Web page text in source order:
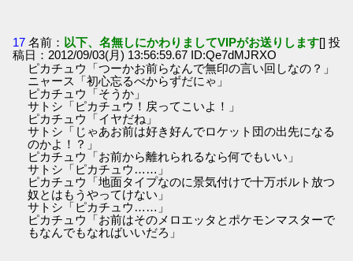
17 名前： 以下、名無しにかわりましてVIPがお送りします[] 投
稿日：2012/09/03(月) 13:56:59.67 ID:Qe7dMJRXO
ピカチュウ「つーかお前らなんで無印の言い回しなの？」
ニャース「初心忘るべからずだにゃ」
ピカチュウ「そうか」
サトシ「ピカチュウ！戻ってこいよ！」
ピカチュウ「イヤだね」
サトシ「じゃあお前は好き好んでロケット団の出先になる
のかよ！？」
ピカチュウ「お前から離れられるなら何でもいい」
サトシ「ピカチュウ……」
ピカチュウ「地面タイプなのに景気付けで十万ボルト放つ
奴とはもうやってけない」
サトシ「ピカチュウ……」
ピカチュウ「お前はそのメロエッタとポケモンマスターで
もなんでもなればいいだろ」